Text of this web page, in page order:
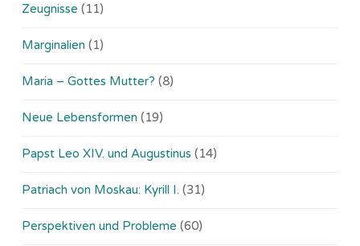
Zeugnisse (11)
Marginalien (1)
Maria – Gottes Mutter? (8)
Neue Lebensformen (19)
Papst Leo XIV. und Augustinus (14)
Patriach von Moskau: Kyrill I. (31)
Perspektiven und Probleme (60)